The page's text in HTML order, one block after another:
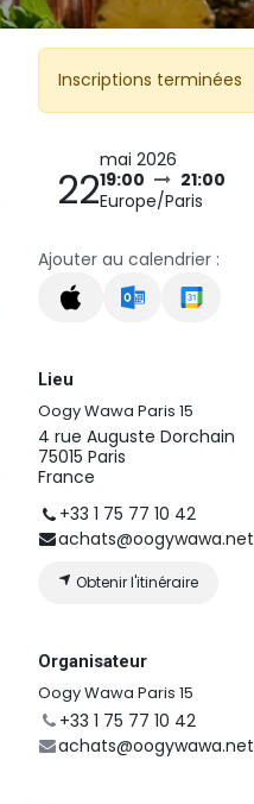
Inscriptions terminées
22
mai 2026
19:00
21:00
Europe/Paris
Ajouter au calendrier :
Lieu
Oogy Wawa Paris 15
4 rue Auguste Dorchain
75015 Paris
France
+33 1 75 77 10 42
achats@oogywawa.net
Obtenir l'itinéraire
Organisateur
Oogy Wawa Paris 15
+33 1 75 77 10 42
achats@oogywawa.net